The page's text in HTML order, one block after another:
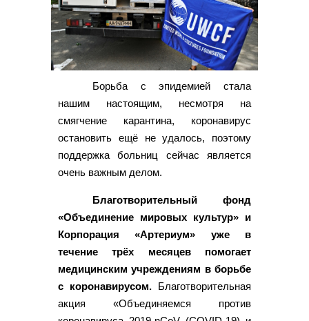
Борьба с эпидемией стала
нашим настоящим, несмотря на
смягчение карантина, коронавирус
остановить ещё не удалось, поэтому
поддержка больниц сейчас является
очень важным делом.
Благотворительный фонд
«Объединение мировых культур» и
Корпорация «Артериум» уже в
течение трёх месяцев помогает
медицинским учреждениям в борьбе
с коронавирусом. Благотворительная
акция «Объединяемся против